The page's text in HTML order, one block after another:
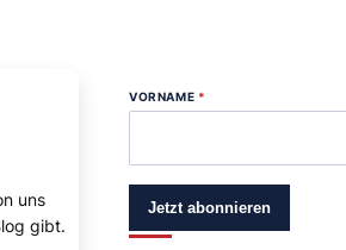
uns
gibt.
VORNAME *
Jetzt abonnieren